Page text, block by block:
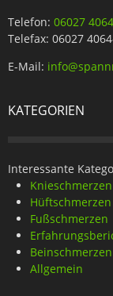
Telefon: 06027
Telefax: 06027
E-Mail:
KATEGORIEN
Interessante
Knieschmerzen
Hüftschmerzen
Fußschmerzen
Beinschmerzen
Allgemein